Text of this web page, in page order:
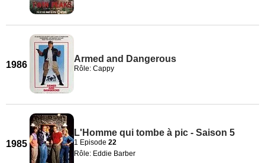
1986
Armed and Dangerous
Rôle: Cappy
1985
L'Homme qui tombe à pic - Saison 5
1 Episode 22
Rôle: Eddie Barber